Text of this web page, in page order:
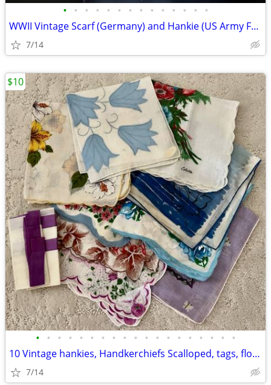
• • • • • • • • • • • • • •
WWII Vintage Scarf (Germany) and Hankie (US Army Friend)
7/14
• • • • • • • • • • • • • • • • • • •
10 Vintage hankies, Handkerchiefs Scalloped, tags, floral, Colette
7/14
$10